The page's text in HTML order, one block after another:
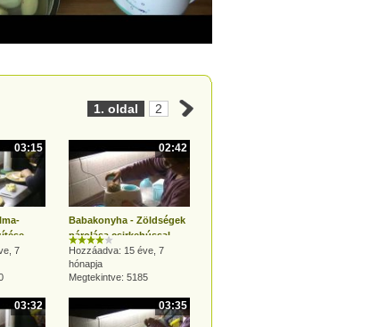
1. oldal 2
03:15
7
Babakonyha - Zöldségek
párolása csirkehússal
02:42
Hozzáadva: 15 éve, 7
hónapja
Megtekintve: 5185
03:32 03:35